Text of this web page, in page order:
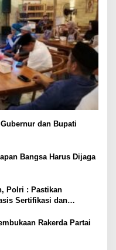
dan Bupati
Bangsa Harus Dijaga
Polri : Pastikan
Sertifikasi dan
Rakerda Partai